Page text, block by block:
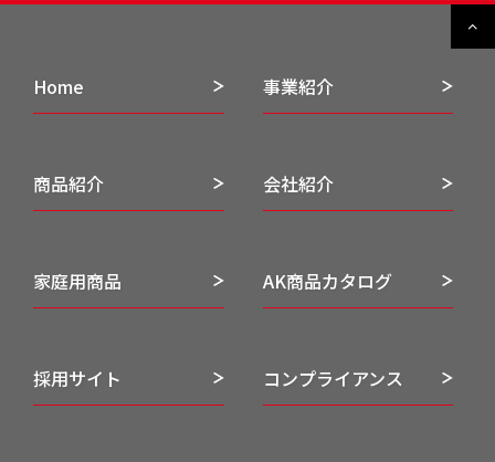
Home 事業紹介
商品紹介 会社紹介
家庭用商品 AK商品カタログ
採用サイト コンプライアンス